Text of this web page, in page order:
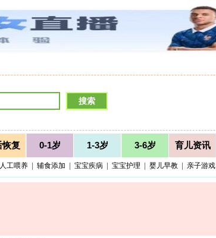
恢复 0-1岁 1-3岁 3-6岁 育儿资讯
人工喂养 辅食添加 宝宝疾病 宝宝护理 婴儿早教 亲子游戏